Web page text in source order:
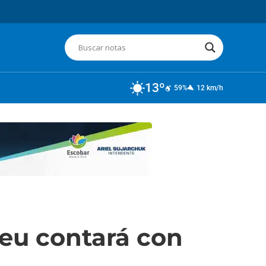
13º 59% 12 km/h
contará con